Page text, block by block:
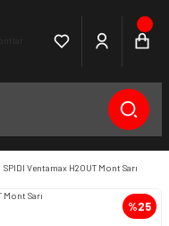
SPIDI Ventamax H2OUT Mont Sarı
%25